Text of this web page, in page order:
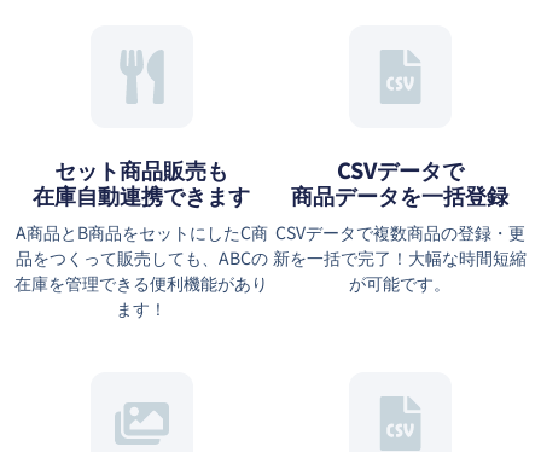
セット商品販売も
在庫自動連携できます
A商品とB商品をセットにしたC商
品をつくって販売しても、ABCの
在庫を管理できる便利機能があり
ます！
CSVデータで
商品データを一括登録
CSVデータで複数商品の登録・更
新を一括で完了！大幅な時間短縮
が可能です。